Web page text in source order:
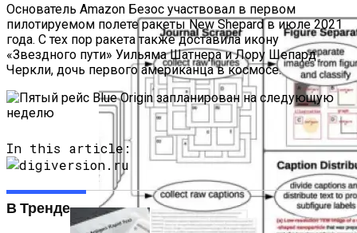
Основатель Amazon Безос участвовал в первом
пилотируемом полете ракеты New Shepard в июле 2021
года. С тех пор ракета также доставила икону
«Звездного пути» Уильяма Шатнера и Лору Шепард
Черкли, дочь первого американца в космосе.
In this article:
В Тренде